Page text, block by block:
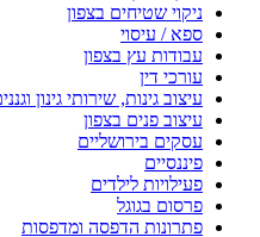
ניקוי שטיחים בצפון
ספא / עיסוי
עבודות עץ בצפון
עורכי דין
עיצוב גינות, שירותי גינון
עיצוב פנים בצפון
עסקים בירושליים
פיננסיים
פעילויות לילדים
פרסום בגוגל
פתרונות הדפסה ומדפסות